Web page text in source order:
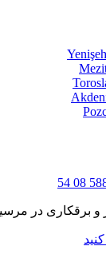
برقکاری در